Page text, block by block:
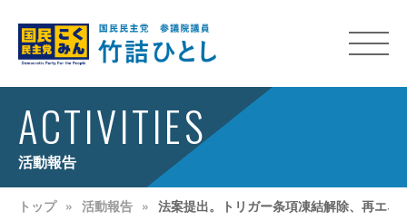
ACTIVITIES
活動報告
トップ 活動報告 法案提出。トリガー条項凍結解除、再エネ